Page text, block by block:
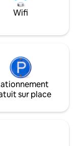
matelas et un
est très spacieux
Wifi
sur place